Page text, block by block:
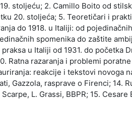
stoljeću; 2. Camillo Boito od
20. stoljeća; 5. Teoretičari i
do 1918. u Italiji: od
spomenika do zaštite
u Italiji od 1931. do
razaranja i problemi
reakcije i tekstovi novoga
Gazzola, rasprave o Firenci; 14.
L. Grassi, BBPR; 15.